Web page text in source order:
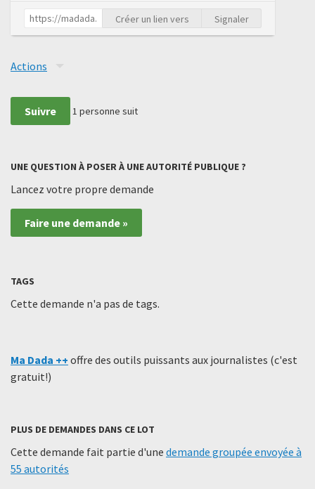
Créer un lien vers Signaler
Actions
Suivre 1 personne suit
UNE QUESTION À POSER À UNE AUTORITÉ PUBLIQUE ?
Lancez votre propre demande
Faire une demande »
TAGS
Cette demande n'a pas de tags.
Ma Dada ++ offre des outils puissants aux journalistes (c'est
gratuit!)
PLUS DE DEMANDES DANS CE LOT
Cette demande fait partie d'une demande groupée envoyée à
55 autorités